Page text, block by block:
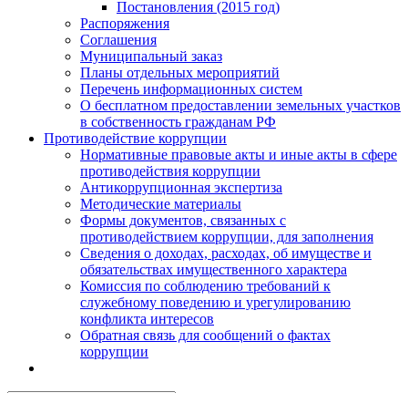
Постановления (2015 год)
Распоряжения
Соглашения
Муниципальный заказ
Планы отдельных мероприятий
Перечень информационных систем
О бесплатном предоставлении земельных участков
в собственность гражданам РФ
Противодействие коррупции
Нормативные правовые акты и иные акты в сфере
противодействия коррупции
Антикоррупционная экспертиза
Методические материалы
Формы документов, связанных с
противодействием коррупции, для заполнения
Сведения о доходах, расходах, об имуществе и
обязательствах имущественного характера
Комиссия по соблюдению требований к
служебному поведению и урегулированию
конфликта интересов
Обратная связь для сообщений о фактах
коррупции